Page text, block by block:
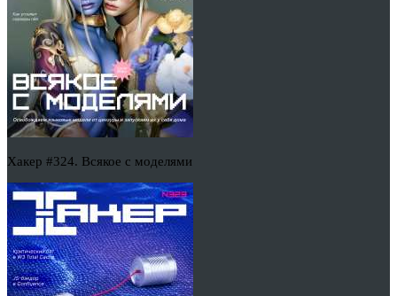
Хакер #324. Всякое с моделями